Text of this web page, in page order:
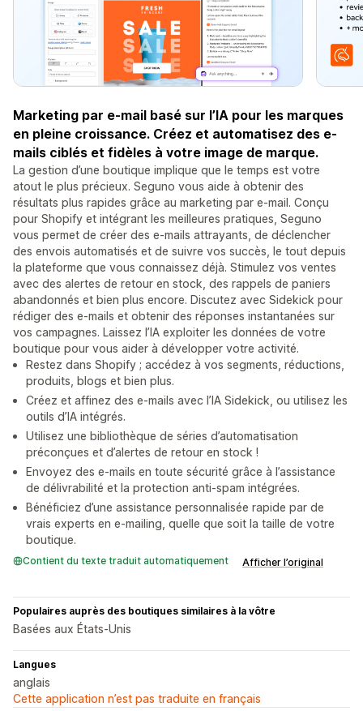
Marketing par e-mail basé sur l’IA pour les marques
en pleine croissance. Créez et automatisez des e-
mails ciblés et fidèles à votre image de marque.
La gestion d’une boutique implique que le temps est votre
atout le plus précieux. Seguno vous aide à obtenir des
résultats plus rapides grâce au marketing par e-mail. Conçu
pour Shopify et intégrant les meilleures pratiques, Seguno
vous permet de créer des e-mails attrayants, de déclencher
des envois automatisés et de suivre vos succès, le tout depuis
la plateforme que vous connaissez déjà. Stimulez vos ventes
avec des alertes de retour en stock, des rappels de paniers
abandonnés et bien plus encore. Discutez avec Sidekick pour
rédiger des e-mails et obtenir des réponses instantanées sur
vos campagnes. Laissez l’IA exploiter les données de votre
boutique pour vous aider à développer votre activité.
Restez dans Shopify ; accédez à vos segments, réductions,
produits, blogs et bien plus.
Créez et affinez des e-mails avec l’IA Sidekick, ou utilisez les
outils d’IA intégrés.
Utilisez une bibliothèque de séries d’automatisation
préconçues et d’alertes de retour en stock !
Envoyez des e-mails en toute sécurité grâce à l’assistance
de délivrabilité et la protection anti-spam intégrées.
Bénéficiez d’une assistance personnalisée rapide par de
vrais experts en e-mailing, quelle que soit la taille de votre
boutique.
Contient du texte traduit automatiquement Afficher l’original
Populaires auprès des boutiques similaires à la vôtre
Basées aux États-Unis
Langues
anglais
Cette application n’est pas traduite en français